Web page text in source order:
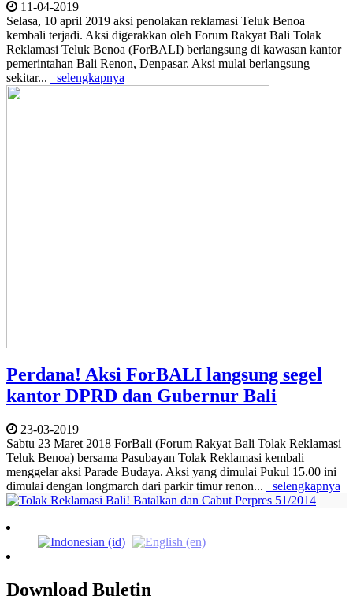
11-04-2019
Selasa, 10 april 2019 aksi penolakan reklamasi Teluk Benoa
kembali terjadi. Aksi digerakkan oleh Forum Rakyat Bali Tolak
Reklamasi Teluk Benoa (ForBALI) berlangsung di kawasan kantor
pemerintahan Bali Renon, Denpasar. Aksi mulai berlangsung
sekitar...
selengkapnya
Perdana! Aksi ForBALI langsung segel
kantor DPRD dan Gubernur Bali
23-03-2019
Sabtu 23 Maret 2018 ForBali (Forum Rakyat Bali Tolak Reklamasi
Teluk Benoa) bersama Pasubayan Tolak Reklamasi kembali
menggelar aksi Parade Budaya. Aksi yang dimulai Pukul 15.00 ini
dimulai dengan longmarch dari parkir timur renon...
selengkapnya
Download Buletin